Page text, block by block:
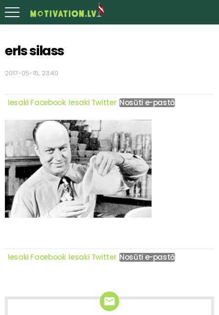
erls silass
2017-05-15, 23:40
Iesaki Facebook Iesaki Twitter Nosūti e-pastā
Iesaki Facebook Iesaki Twitter Nosūti e-pastā